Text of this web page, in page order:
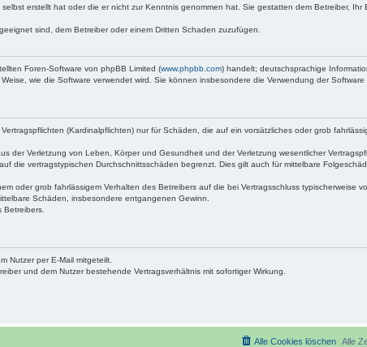
erstellt hat oder die er nicht zur Kenntnis genommen hat. Sie gestatten dem Betreiber, Ihr
sind, dem Betreiber oder einem Dritten Schaden zuzufügen.
Foren-Software von phpBB Limited (www.phpbb.com) handelt; deutschsprachige
wie die Software verwendet wird. Sie können insbesondere die Verwendung der Software
(Kardinalpflichten) nur für Schäden, die auf ein vorsätzliches oder grob
der Verletzung von Leben, Körper und Gesundheit und der Verletzung wesentlicher
die vertragstypischen Durchschnittsschäden begrenzt. Dies gilt auch für mittelbare
oder grob fahrlässigem Verhalten des Betreibers auf die bei Vertragsschluss typischerweise
Schäden, insbesondere entgangenen Gewinn.
Nutzer per E-Mail mitgeteilt.
und dem Nutzer bestehende Vertragsverhältnis mit sofortiger Wirkung.
Alle
Alle Cookies löschen